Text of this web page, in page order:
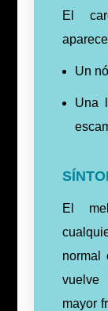
El
Un
Una
El
normal
mayor